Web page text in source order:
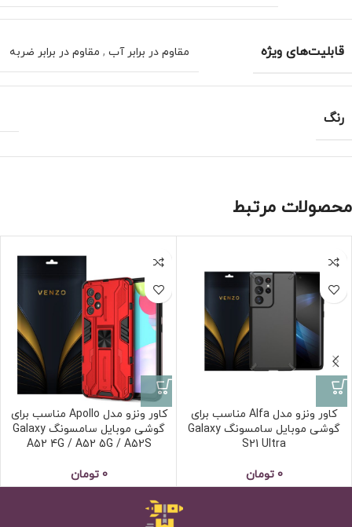
قابلیت‌های ویژه مقاوم در برابر آب , مقاوم در برابر ضربه
رنگ
محصولات مرتبط
کاور ونزو مدل Alfa مناسب برای
گوشی موبایل سامسونگ Galaxy
S21 Ultra
0 تومان
کاور ونزو مدل Apollo مناسب برای
گوشی موبایل سامسونگ Galaxy
A52 4G / A52 5G / A52S
0 تومان